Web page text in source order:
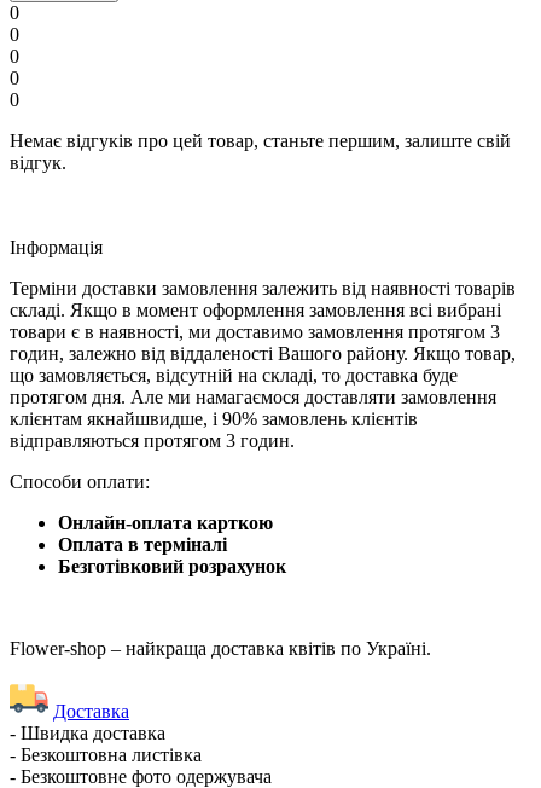
0
0
0
0
0
Немає відгуків про цей товар, станьте першим, залиште свій
відгук.
Iнформація
Терміни доставки замовлення залежить від наявності товарів
складі. Якщо в момент оформлення замовлення всі вибрані
товари є в наявності, ми доставимо замовлення протягом 3
годин, залежно від віддаленості Вашого району. Якщо товар,
що замовляється, відсутній на складі, то доставка буде
протягом дня. Але ми намагаємося доставляти замовлення
клієнтам якнайшвидше, і 90% замовлень клієнтів
відправляються протягом 3 годин.
Способи оплати:
Онлайн-оплата карткою
Оплата в терміналі
Безготівковий розрахунок
Flower-shop – найкраща доставка квітів по Україні.
Доставка
- Швидка доставка
- Безкоштовна листівка
- Безкоштовне фото одержувача